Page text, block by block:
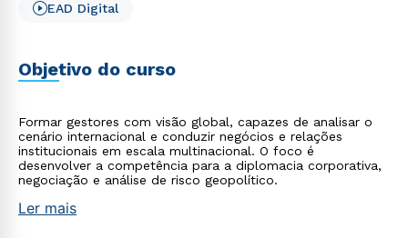
EAD Digital
Objetivo do curso
Formar gestores com visão global, capazes de analisar o
cenário internacional e conduzir negócios e relações
institucionais em escala multinacional. O foco é
desenvolver a competência para a diplomacia corporativa,
negociação e análise de risco geopolítico.
Ler mais